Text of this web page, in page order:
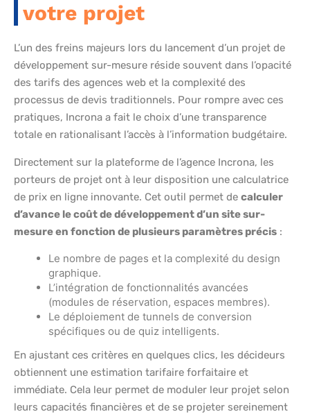
votre projet
L’un des freins majeurs lors du lancement d’un projet de
développement sur-mesure réside souvent dans l’opacité
des tarifs des agences web et la complexité des
processus de devis traditionnels. Pour rompre avec ces
pratiques, Incrona a fait le choix d’une transparence
totale en rationalisant l’accès à l’information budgétaire.
Directement sur la plateforme de l’agence Incrona, les
porteurs de projet ont à leur disposition une calculatrice
de prix en ligne innovante. Cet outil permet de calculer
d’avance le coût de développement d’un site sur-
mesure en fonction de plusieurs paramètres précis :
Le nombre de pages et la complexité du design
graphique.
L’intégration de fonctionnalités avancées
(modules de réservation, espaces membres).
Le déploiement de tunnels de conversion
spécifiques ou de quiz intelligents.
En ajustant ces critères en quelques clics, les décideurs
obtiennent une estimation tarifaire forfaitaire et
immédiate. Cela leur permet de moduler leur projet selon
leurs capacités financières et de se projeter sereinement